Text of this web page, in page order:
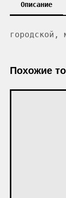
Описание
городской,
Похожие